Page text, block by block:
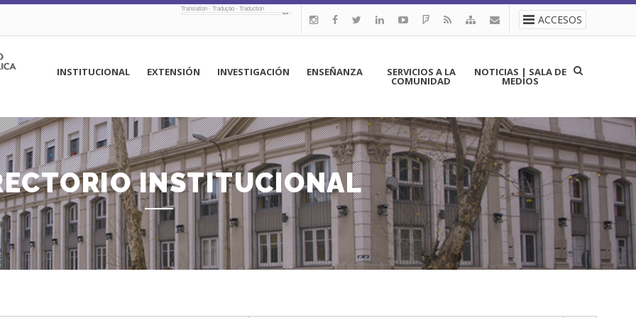
ACCESOS
Translation - Tradução - Traduction
principal
INSTITUCIONAL EXTENSIÓN INVESTIGACIÓN ENSEÑANZA SERVICIOS A LA
COMUNIDAD
NOTICIAS | SALA DE
MEDIOS
INSTITUCIONAL